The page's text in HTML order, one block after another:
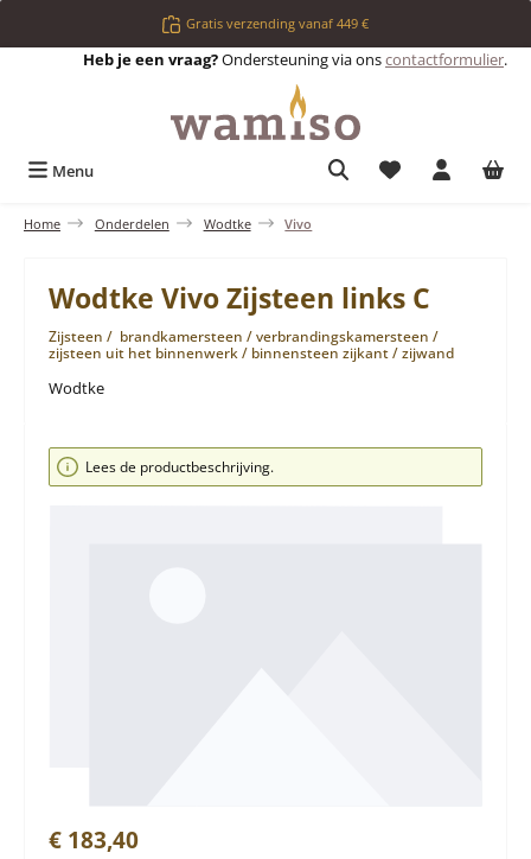
Ga naar de hoofdinhoudGratis verzending vanaf 449 €
Heb je een vraag?Ondersteuning via onscontactformulier.
Menu Je hebt 0 items
Home Onderdelen Wodtke Vivo
Wodtke Vivo Zijsteen links C
Zijsteen / brandkamersteen / verbrandingskamersteen /
zijsteen uit het binnenwerk / binnensteen zijkant / zijwand
Wodtke
Afbeeldingengalerij overslaan
Lees de productbeschrijving.
Normale prijs:
€ 183,40